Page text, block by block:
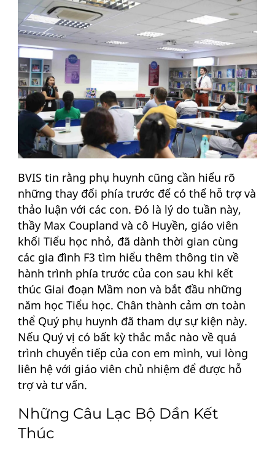
BVIS tin rằng phụ huynh cũng cần hiểu rõ
những thay đổi phía trước để có thể hỗ trợ và
thảo luận với các con. Đó là lý do tuần này,
thầy Max Coupland và cô Huyền, giáo viên
khối Tiểu học nhỏ, đã dành thời gian cùng
các gia đình F3 tìm hiểu thêm thông tin về
hành trình phía trước của con sau khi kết
thúc Giai đoạn Mầm non và bắt đầu những
năm học Tiểu học. Chân thành cảm ơn toàn
thể Quý phụ huynh đã tham dự sự kiện này.
Nếu Quý vị có bất kỳ thắc mắc nào về quá
trình chuyển tiếp của con em mình, vui lòng
liên hệ với giáo viên chủ nhiệm để được hỗ
trợ và tư vấn.
Những Câu Lạc Bộ Dần Kết
Thúc